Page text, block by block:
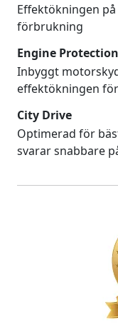
Effektökningen
förbrukning
Engine Protection
Inbyggt
effektökningen
City Drive
Optimerad för
svarar snabbare